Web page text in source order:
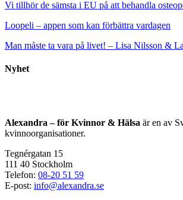
Vi tillhör de sämsta i EU på att behandla
Loopeli – appen som kan förbättra vardagen
Man måste ta vara på livet! – Lisa Nilsson &
Nyhet
Alexandra – för Kvinnor & Hälsa är en av
kvinnoorganisationer.
Tegnérgatan 15
111 40 Stockholm
Telefon: 08-20 51 59
E-post: info@alexandra.se